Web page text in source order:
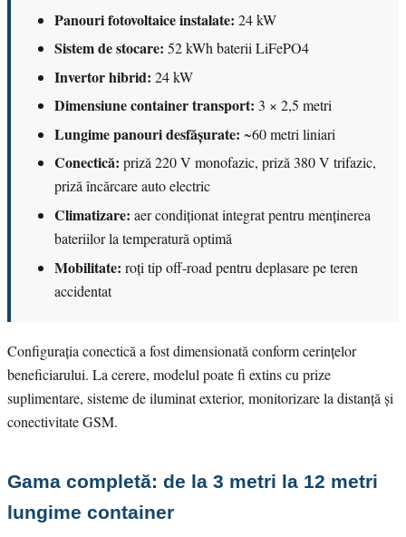
Panouri fotovoltaice instalate: 24 kW
Sistem de stocare: 52 kWh baterii LiFePO4
Invertor hibrid: 24 kW
Dimensiune container transport: 3 × 2,5 metri
Lungime panouri desfășurate: ~60 metri liniari
Conectică: priză 220 V monofazic, priză 380 V trifazic,
priză încărcare auto electric
Climatizare: aer condiționat integrat pentru menținerea
bateriilor la temperatură optimă
Mobilitate: roți tip off-road pentru deplasare pe teren
accidentat
Configurația conectică a fost dimensionată conform cerințelor
beneficiarului. La cerere, modelul poate fi extins cu prize
suplimentare, sisteme de iluminat exterior, monitorizare la distanță și
conectivitate GSM.
Gama completă: de la 3 metri la 12 metri
lungime container